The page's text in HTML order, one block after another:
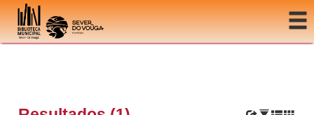
Ir para o conteúdo